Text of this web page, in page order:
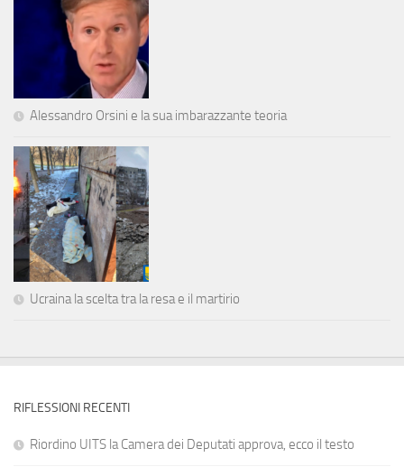
Alessandro Orsini e la sua imbarazzante teoria
Ucraina la scelta tra la resa e il martirio
RIFLESSIONI RECENTI
Riordino UITS la Camera dei Deputati approva, ecco il testo